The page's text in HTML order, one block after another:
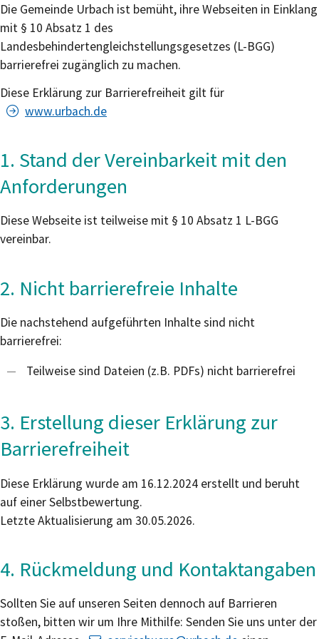
Die Gemeinde Urbach ist bemüht, ihre Webseiten in Einklang
mit § 10 Absatz 1 des
Landesbehindertengleichstellungsgesetzes (L-BGG)
barrierefrei zugänglich zu machen.
Diese Erklärung zur Barrierefreiheit gilt für
www.urbach.de
1. Stand der Vereinbarkeit mit den
Anforderungen
Diese Webseite ist teilweise mit § 10 Absatz 1 L-BGG
vereinbar.
2. Nicht barrierefreie Inhalte
Die nachstehend aufgeführten Inhalte sind nicht
barrierefrei:
Teilweise sind Dateien (z.B. PDFs) nicht barrierefrei
3. Erstellung dieser Erklärung zur
Barrierefreiheit
Diese Erklärung wurde am 16.12.2024 erstellt und beruht
auf einer Selbstbewertung.
Letzte Aktualisierung am 30.05.2026.
4. Rückmeldung und Kontaktangaben
Sollten Sie auf unseren Seiten dennoch auf Barrieren
stoßen, bitten wir um Ihre Mithilfe: Senden Sie uns unter der